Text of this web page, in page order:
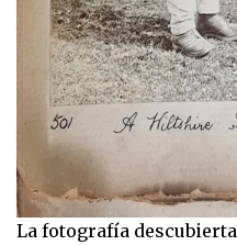
La fotografía